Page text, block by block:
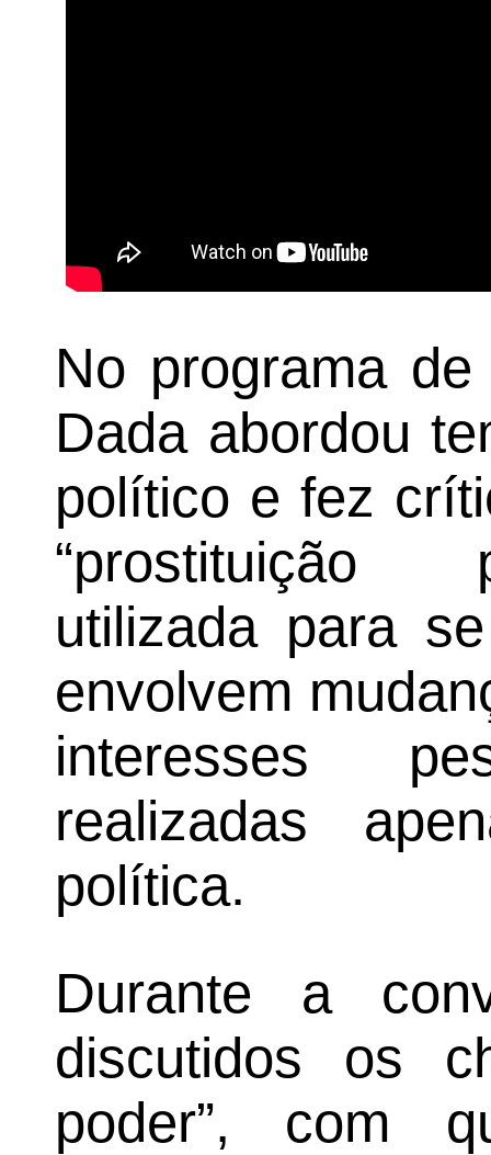
No programa
Dada abordou
político e fez
“prostituição
utilizada para
envolvem
interesses
realizadas
política.
Durante a
discutidos os
poder”, com